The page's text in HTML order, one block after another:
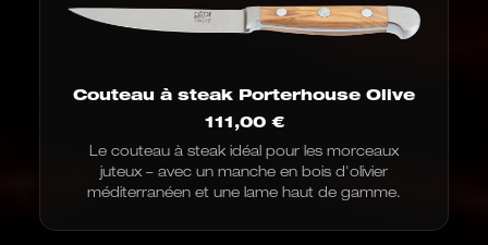
Couteau à steak Porterhouse Olive
111,00 €
Le couteau à steak idéal pour les morceaux
juteux – avec un manche en bois d'olivier
méditerranéen et une lame haut de gamme.